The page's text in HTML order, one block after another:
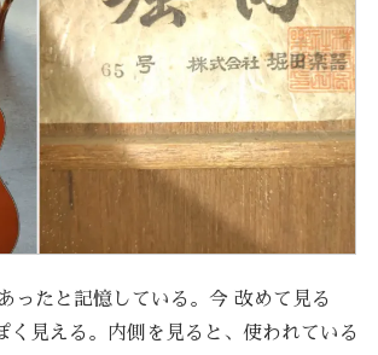
ったと記憶している。今 改めて見る
く見える。内側を見ると、使われている